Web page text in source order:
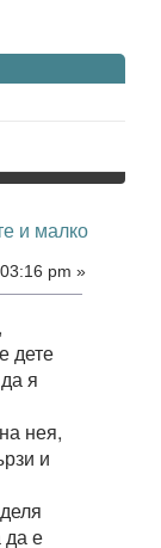
и малко
pm »
дете
я
нея,
и
да е